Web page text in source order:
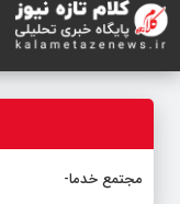
مجتمع خدمات رفاهی و